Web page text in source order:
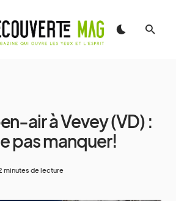
air à Vevey (VD) :
pas manquer!
minutes de lecture